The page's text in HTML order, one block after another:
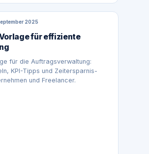
2025
für effiziente
für die Auftragsverwaltung:
KPI-Tipps und Zeitersparnis-
und Freelancer.